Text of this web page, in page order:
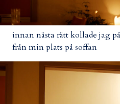
innan nästa rätt kollade jag
från min plats på soffan